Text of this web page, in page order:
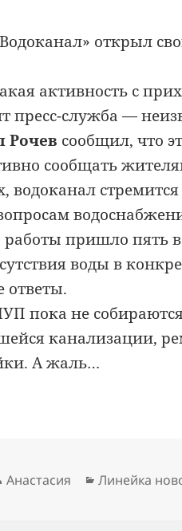
открыл
активность с
пресс-служба —
Рочев сообщил, что
сообщать
водоканал
пришло пять
воды в
ответы.
пока не
канализации,
А жаль…
Автор
Анастасия Рубрики
Линейка